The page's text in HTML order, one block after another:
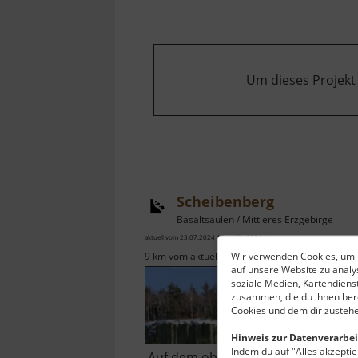
Wir verwenden Cookies,
auf unsere Website zu
soziale Medien,
zusammen, die du ihnen
Cookies und dem dir
Hinweis zur
Indem du auf "Alles
Um dieses
Scheibenberg
Basaltsäulen / Mittleres Erzgebirge
aktuell vom 23.07.2024 / Zugriffe: 67914
9 km vom aktuellen Standort